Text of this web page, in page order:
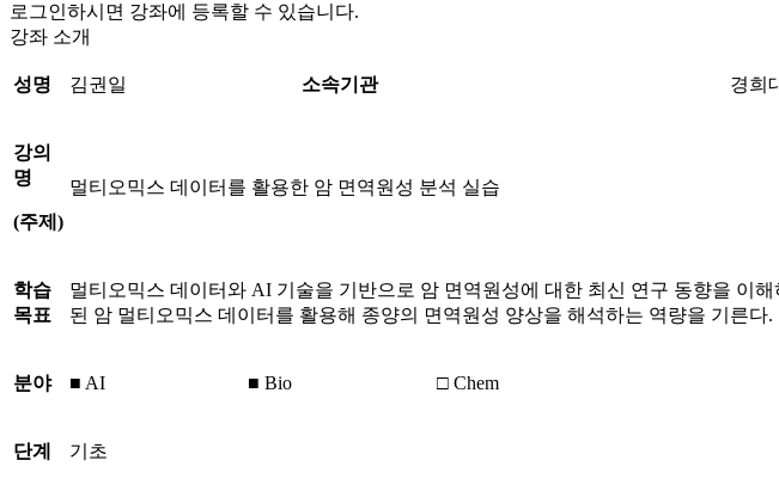
로그인하시면 강좌에 등록할 수 있습니다.
강좌 소개
성명 김권일 소속기관 경희
강의
명
(주제 )
멀티오믹스 데이터를 활용한 암 면역원성 분석 실습
학습
목표
멀티오믹스 데이터와 AI 기술을 기반으로 암 면역원성에 대한 최신 연구 동향을 이
된 암 멀티오믹스 데이터를 활용해 종양의 면역원성 양상을 해석하는 역량을 기른다.
분야 ■ AI ■ Bio □ Chem
단계 기초